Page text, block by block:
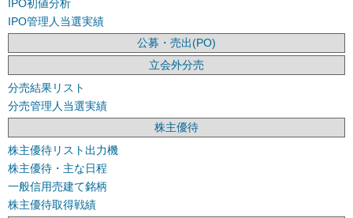
IPO初値分析
IPO管理人当選実績
公募・売出(PO)
立会外分売
分売結果リスト
分売管理人当選実績
株主優待
株主優待リスト出力機
株主優待・主な日程
一般信用売建て銘柄
株主優待取得戦績